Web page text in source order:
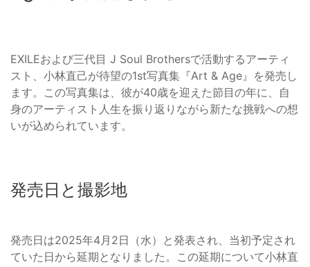
EXILEおよび三代目 J Soul Brothersで活動するアーティ
スト、小林直己が待望の1st写真集『Art & Age』を発売し
ます。この写真集は、彼が40歳を迎えた節目の年に、自
身のアーティスト人生を振り返りながら新たな挑戦への想
いが込められています。
発売日と撮影地
発売日は2025年4月2日（水）と発表され、当初予定され
ていた日から延期となりました。この延期について小林直